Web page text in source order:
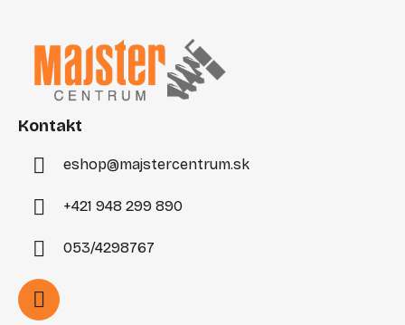
Kontakt
eshop@majstercentrum.sk
+421 948 299 890
053/4298767